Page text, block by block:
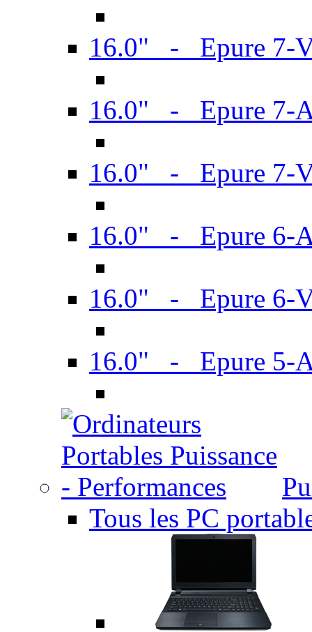
16.0" - Epure 7-
16.0" - Epure 7-
16.0" - Epure 7-
16.0" - Epure 6-
16.0" - Epure 6-
16.0" - Epure 5-
Tous les PC